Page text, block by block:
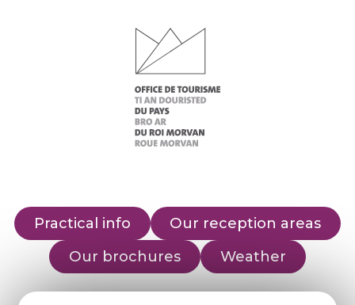
Practical info
Our reception areas
Our brochures
Weather